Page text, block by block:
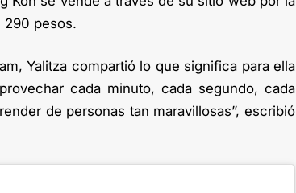
290 pesos.
Yalitza compartió lo que significa para ella
cada minuto, cada segundo, cada
de personas tan maravillosas”, escribió